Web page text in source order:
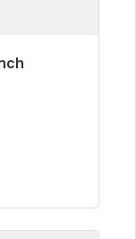
tempo di